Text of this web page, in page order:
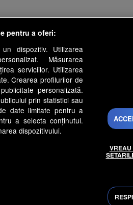
Gestionați preferințele
Echipa editorială
medicool.ro
AntenaPLAY
pentru a oferi:
dispozitiv. Utilizarea
Măsurarea
serviciilor. Utilizarea
Crearea profilurilor de
personalizată.
prin statistici sau
date limitate pentru a
a selecta conținutul.
dispozitivului.
VREAU